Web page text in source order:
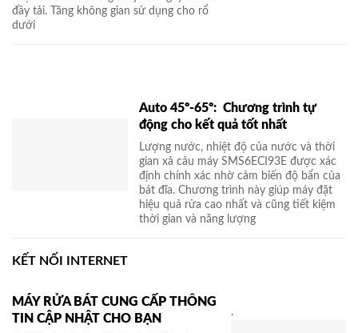
đầy tải. Tăng không gian sử dụng cho rổ
dưới
Auto 45º-65º: Chương trình tự
động cho kết quả tốt nhất
Lượng nước, nhiệt độ của nước và thời
gian xả cảu máy SMS6ECI93E được xác
định chính xác nhờ cảm biến độ bẩn của
bát đĩa. Chương trình này giúp máy đặt
hiệu quả rửa cao nhất và cũng tiết kiệm
thời gian và năng lượng
KẾT NỐI INTERNET
MÁY RỬA BÁT CUNG CẤP THÔNG
TIN CẬP NHẬT CHO BẠN
.